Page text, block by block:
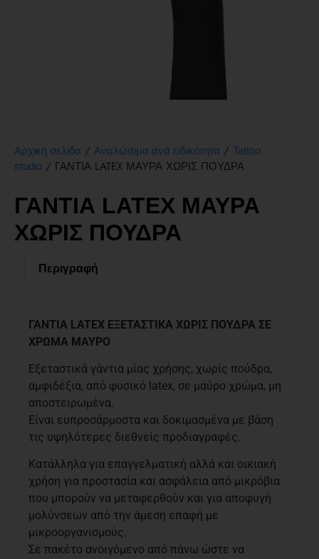
Αρχική σελίδα / Αναλώσιμα ανά ειδικότητα / Tattoo
studio / ΓΑΝΤΙΑ LATEX ΜΑΥΡΑ ΧΩΡΙΣ ΠΟΥΔΡΑ
ΓΑΝΤΙΑ LATEX ΜΑΥΡΑ
ΧΩΡΙΣ ΠΟΥΔΡΑ
Περιγραφή
ΓΑΝΤΙΑ LATEX ΕΞΕΤΑΣΤΙΚΑ ΧΩΡΙΣ ΠΟΥΔΡΑ ΣΕ
ΧΡΩΜΑ ΜΑΥΡΟ
Εξεταστικά γάντια μίας χρήσης, χωρίς πούδρα,
αμφιδέξια, από φυσικό latex, σε μαύρο χρώμα, μη
αποστειρωμένα.
Είναι ευπροσάρμοστα και δοκιμασμένα με βάση
τις υψηλότερες διεθνείς προδιαγραφές.
Κατάλληλα για επαγγελματική αλλά και οικιακή
χρήση για προστασία και ασφάλεια από μικρόβια
που μπορούν να μεταφερθούν και για αποφυγή
μολύνσεων από την άμεση επαφή με
μικροοργανισμούς.
Σε πακέτο ανοιγόμενο από πάνω ώστε να